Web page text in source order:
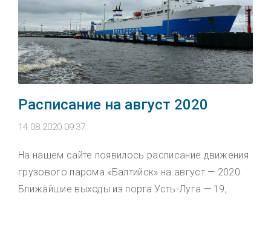
Расписание на август 2020
14.08.2020 09:37
На нашем сайте появилось расписание движения
грузового парома «Балтийск» на август — 2020.
Ближайшие выходы из порта Усть-Луга — 19,